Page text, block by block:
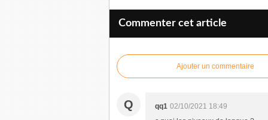
Commenter cet article
Ajouter un commentaire
Q qq1 02/10/2021 18:49